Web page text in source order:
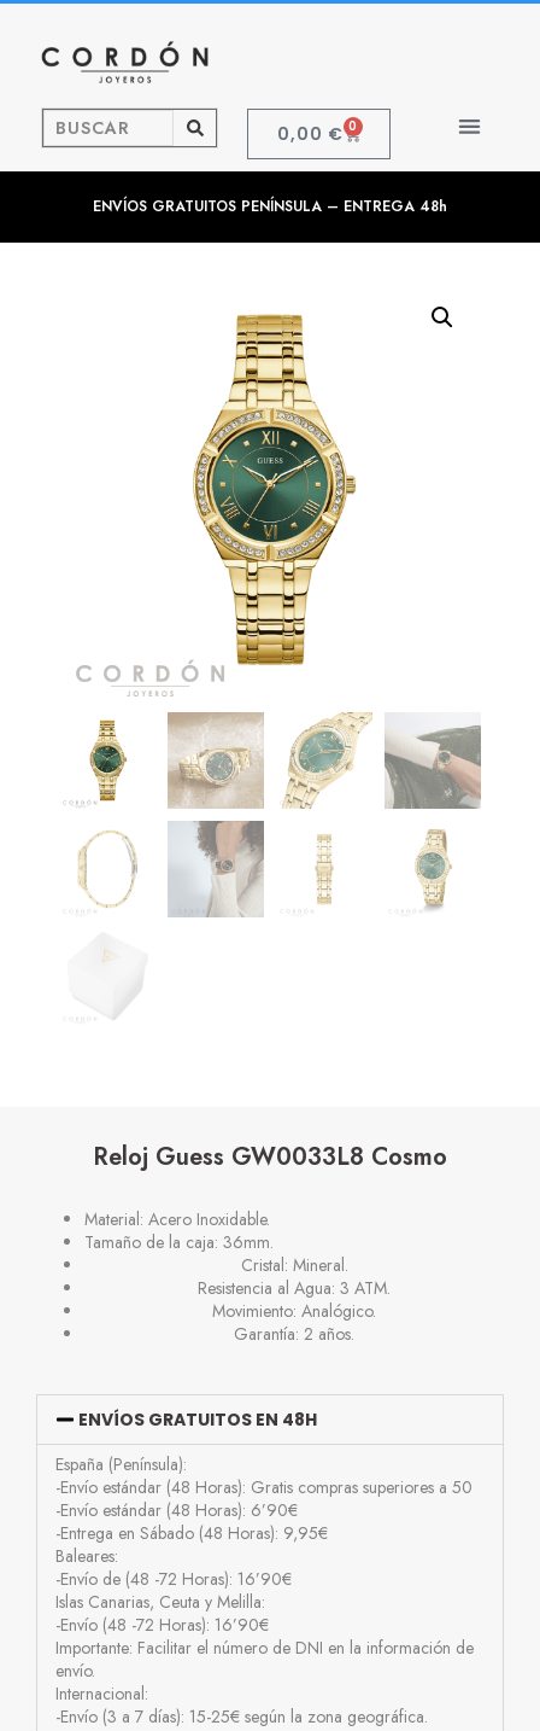
0,00 € 0
ENVÍOS GRATUITOS PENÍNSULA – ENTREGA 48h
Reloj Guess GW0033L8 Cosmo
Material: Acero Inoxidable.
Tamaño de la caja: 36mm.
Cristal: Mineral.
Resistencia al Agua: 3 ATM.
Movimiento: Analógico.
Garantía: 2 años.
ENVÍOS GRATUITOS EN 48H
España (Península):
-Envío estándar (48 Horas): Gratis compras superiores a 50
-Envío estándar (48 Horas): 6’90€
-Entrega en Sábado (48 Horas): 9,95€
Baleares:
-Envío de (48 -72 Horas): 16’90€
Islas Canarias, Ceuta y Melilla:
-Envío (48 -72 Horas): 16’90€
Importante: Facilitar el número de DNI en la información de
envío.
Internacional:
-Envío (3 a 7 días): 15-25€ según la zona geográfica.